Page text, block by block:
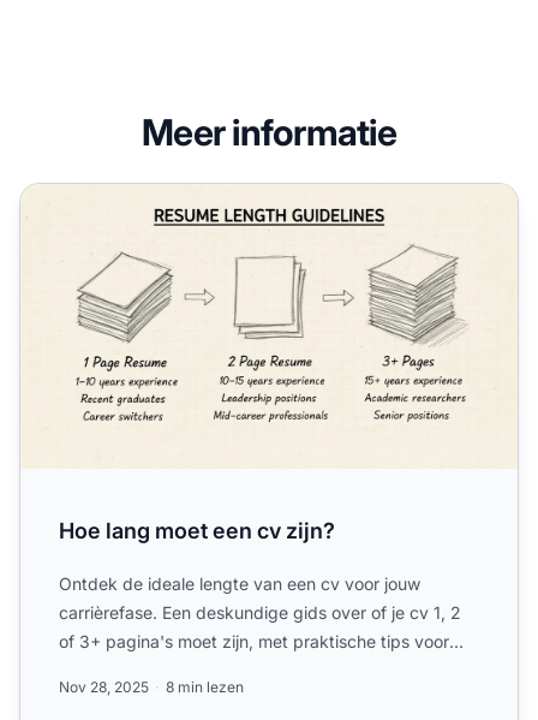
Meer informatie
Hoe lang moet een cv zijn?
Hoe lang moet een cv zijn?
Ontdek de ideale lengte van een cv voor jouw
carrièrefase. Een deskundige gids over of je cv 1, 2
of 3+ pagina's moet zijn, met praktische tips voor
Nov 28, 2025 8 min lezen